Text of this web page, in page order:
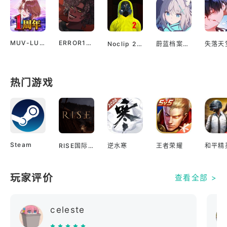
MUV-LUVMUV-LUV ERROR143 Noclip 2后室2 蔚蓝档案国服 失落天
热门游戏
Steam RISE国际服 逆水寒 王者荣耀 和平精
玩家评价 查看全部 >
celeste